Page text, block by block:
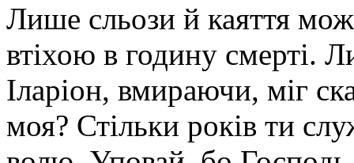
Лише сльози й каяття
втіхою в годину смерті.
Іларіон, вмираючи, міг
моя? Стільки років ти